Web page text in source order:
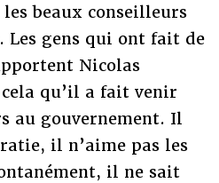
beaux conseilleurs
Les gens qui ont fait de
Nicolas
cela qu’il a fait venir
au gouvernement. Il
il n’aime pas les
il ne sait